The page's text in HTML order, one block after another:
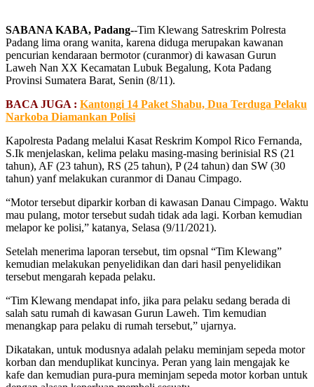
SABANA KABA, Padang--Tim Klewang Satreskrim Polresta
Padang lima orang wanita, karena diduga merupakan kawanan
pencurian kendaraan bermotor (curanmor) di kawasan Gurun
Laweh Nan XX Kecamatan Lubuk Begalung, Kota Padang
Provinsi Sumatera Barat, Senin (8/11).
BACA JUGA : Kantongi 14 Paket Shabu, Dua Terduga Pelaku
Narkoba Diamankan Polisi
Kapolresta Padang melalui Kasat Reskrim Kompol Rico Fernanda,
S.Ik menjelaskan, kelima pelaku masing-masing berinisial RS (21
tahun), AF (23 tahun), RS (25 tahun), P (24 tahun) dan SW (30
tahun) yanf melakukan curanmor di Danau Cimpago.
“Motor tersebut diparkir korban di kawasan Danau Cimpago. Waktu
mau pulang, motor tersebut sudah tidak ada lagi. Korban kemudian
melapor ke polisi,” katanya, Selasa (9/11/2021).
Setelah menerima laporan tersebut, tim opsnal “Tim Klewang”
kemudian melakukan penyelidikan dan dari hasil penyelidikan
tersebut mengarah kepada pelaku.
“Tim Klewang mendapat info, jika para pelaku sedang berada di
salah satu rumah di kawasan Gurun Laweh. Tim kemudian
menangkap para pelaku di rumah tersebut,” ujarnya.
Dikatakan, untuk modusnya adalah pelaku meminjam sepeda motor
korban dan menduplikat kuncinya. Peran yang lain mengajak ke
kafe dan kemudian pura-pura meminjam sepeda motor korban untuk